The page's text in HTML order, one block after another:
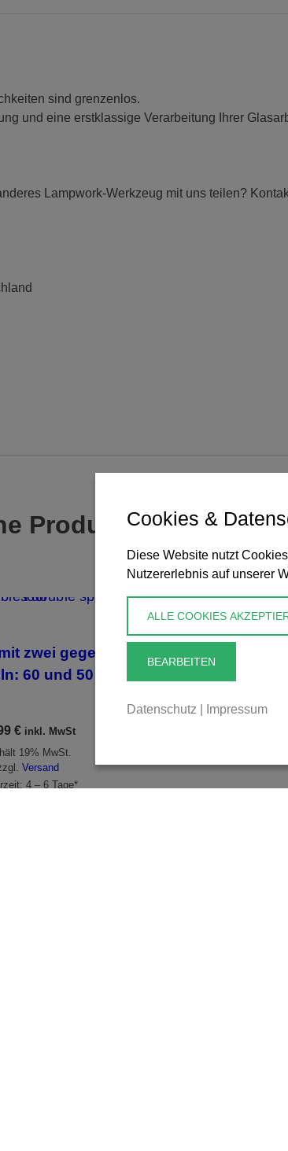
sind grenzenlos.
und eine erstklassige Verarbeitung Ihrer
Lampwork-Werkzeug mit uns teilen?
Produkte
zwei gegenseitigen
60 und 50 mm
€ inkl. MwSt
19% MwSt.
Versand
4 – 6 Tage*
Cookies &
Diese Website nutzt
Nutzererlebnis auf unserer
ALLE COOKIES
BEARBEITEN
Datenschutz Impressum